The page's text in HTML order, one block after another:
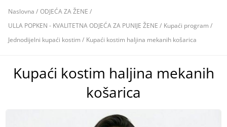
Naslovna / ODJEĆA ZA ŽENE /
ULLA POPKEN - KVALITETNA ODJEĆA ZA PUNIJE ŽENE / Kupaći program /
Jednodijelni kupaći kostim / Kupaći kostim haljina mekanih košarica
Kupaći kostim haljina mekanih
košarica